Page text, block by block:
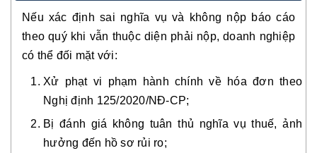
Nếu xác định sai nghĩa vụ và không nộp báo cáo
theo quý khi vẫn thuộc diện phải nộp, doanh nghiệp
có thể đối mặt với:
Xử phạt vi phạm hành chính về hóa đơn theo
Nghị định 125/2020/NĐ-CP;
Bị đánh giá không tuân thủ nghĩa vụ thuế, ảnh
hưởng đến hồ sơ rủi ro;